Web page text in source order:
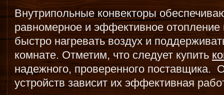
Внутрипольные конвекторы
равномерное и эффективное
быстро нагревать воздух и
комнате. Отметим, что следует купить
надежного, проверенного поставщика.
устройств зависит их эффективная